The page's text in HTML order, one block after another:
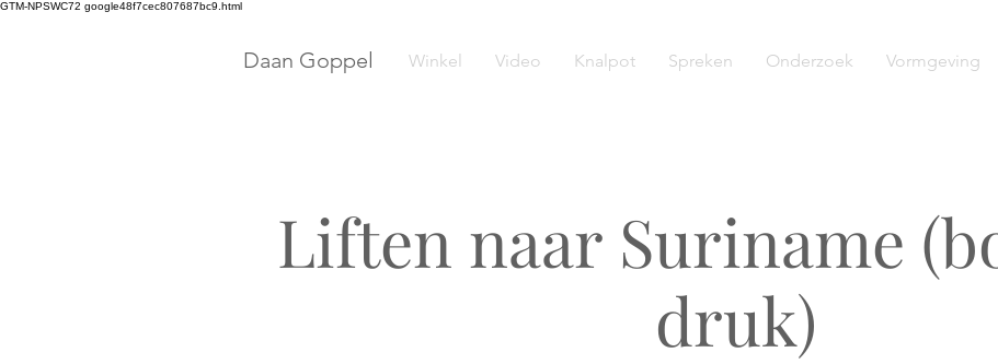
GTM-NPSWC72 google48f7cec807687bc9.html
Daan Goppel Winkel Video Knalpot Spreken Onderzoek Vormgeving
Liften naar Suriname
druk)